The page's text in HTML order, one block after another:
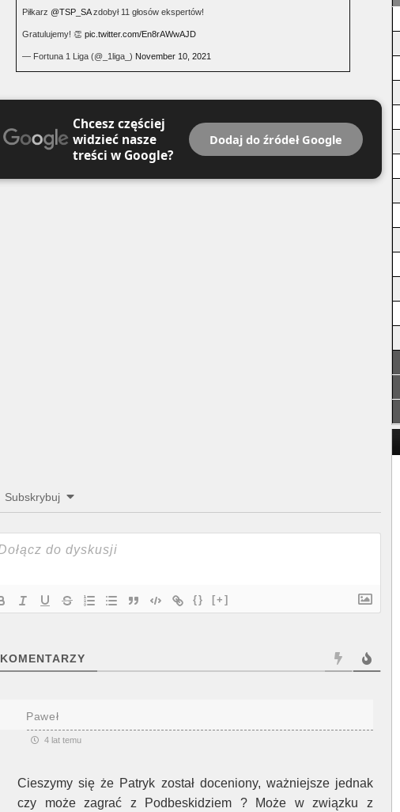
Piłkarz @TSP_SAzdobył 11 głosów ekspertów!
Gratulujemy! 👏 pic.twitter.com/En8rAWwAJD
— Fortuna 1 Liga (@_1liga_) November 10, 2021
Chcesz częściej
widzieć nasze
treści w Google?
Dodaj do źródeł Google
Subskrybuj
{} [+]
KOMENTARZY
Paweł
4 lat temu
Cieszymy się że Patryk został doceniony, ważniejsze jednak
czy może zagrać z Podbeskidziem ? Może w związku z